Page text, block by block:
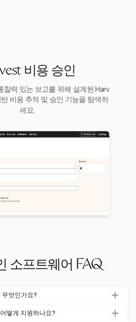
비용 승인
찰력 있는 보고를 위해 설계된 Harv
비용 추적 및 승인 기능을 탐색하
세요.
소프트웨어 FAQ
무엇인가요?
직원 비용 승인 프로세스를 자동화
떻게 지원하나요?